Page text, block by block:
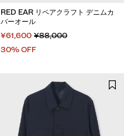
RED EAR リペアクラフト デニムカ
バーオール
¥61,600 ¥88,000
30% OFF